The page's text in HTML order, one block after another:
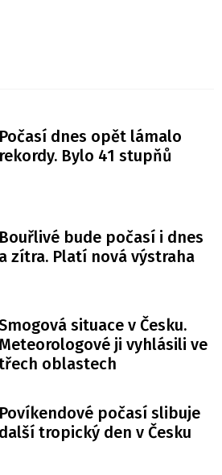
Počasí dnes opět lámalo
rekordy. Bylo 41 stupňů
Bouřlivé bude počasí i dnes
a zítra. Platí nová výstraha
situace v Česku.
Meteorologové ji vyhlásili ve
oblastech
Povíkendové počasí slibuje
další tropický den v Česku